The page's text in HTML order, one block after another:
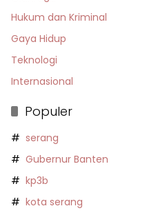
Hukum dan Kriminal
Gaya Hidup
Teknologi
Internasional
Populer
serang
Gubernur Banten
kp3b
kota serang